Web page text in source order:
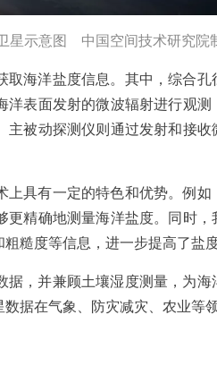
星示意图 中国空间技术研究院
海洋盐度信息。其中，综合
表面发射的微波辐射进行观
被动探测仪则通过发射和接
具有一定的特色和优势。例
精确地测量海洋盐度。同时
糙度等信息，进一步提高了盐
，并兼顾土壤湿度测量，为
据在气象、防灾减灾、农业等领